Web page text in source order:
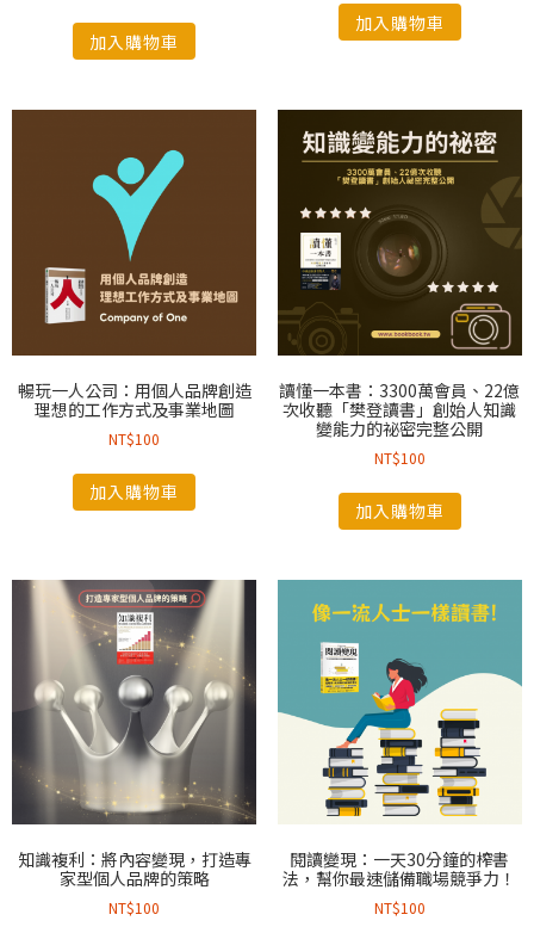
加入購物車
加入購物車
暢玩一人公司：用個人品牌創造
理想的工作方式及事業地圖
NT$100
加入購物車
讀懂一本書：3300萬會員、22億
次收聽「樊登讀書」創始人知識
變能力的祕密完整公開
NT$100
加入購物車
知識複利：將內容變現，打造專
家型個人品牌的策略
NT$100
閱讀變現：一天30分鐘的榨書
法，幫你最速儲備職場競爭力！
NT$100